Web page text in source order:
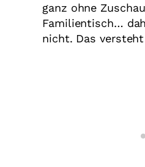
ganz ohne
Familientisch…
nicht. Das